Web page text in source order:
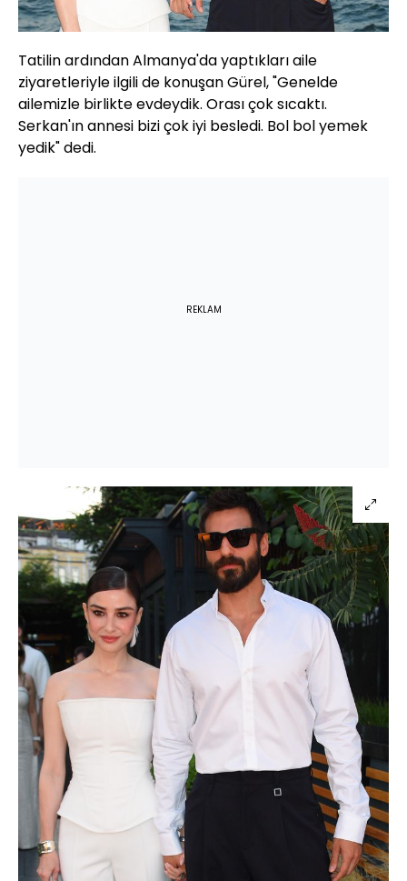
Tatilin ardından Almanya'da yaptıkları aile
ziyaretleriyle ilgili de konuşan Gürel, "Genelde
ailemizle birlikte evdeydik. Orası çok sıcaktı.
Serkan'ın annesi bizi çok iyi besledi. Bol bol yemek
yedik" dedi.
REKLAM